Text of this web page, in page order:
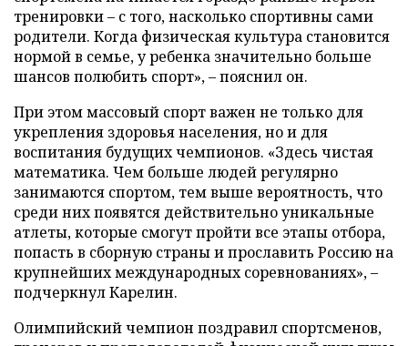
тренировки – с того, насколько спортивны сами
родители. Когда физическая культура становится
нормой в семье, у ребенка значительно больше
шансов полюбить спорт», – пояснил он.
При этом массовый спорт важен не только для
укрепления здоровья населения, но и для
воспитания будущих чемпионов. «Здесь чистая
математика. Чем больше людей регулярно
занимаются спортом, тем выше вероятность, что
среди них появятся действительно уникальные
атлеты, которые смогут пройти все этапы отбора,
попасть в сборную страны и прославить Россию на
крупнейших международных соревнованиях», –
подчеркнул Карелин.
Олимпийский чемпион поздравил спортсменов,